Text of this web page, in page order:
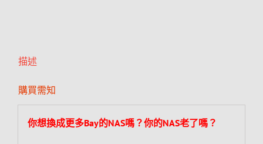
描述
購買需知
你想換成更多Bay的NAS嗎？你的NAS老了嗎？